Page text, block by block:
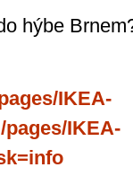
hýbe
IKEA-
pages/IKEA-